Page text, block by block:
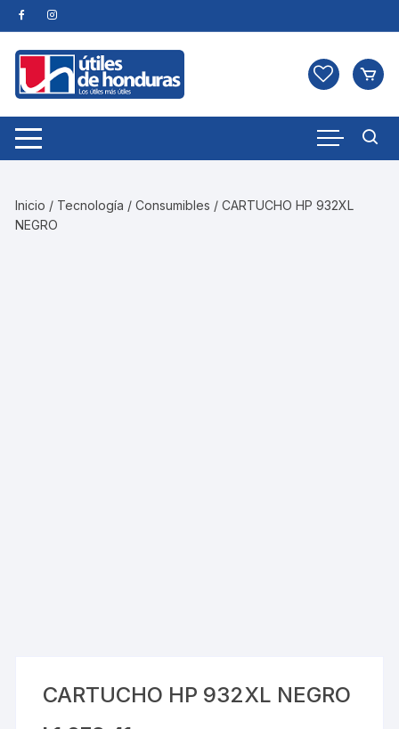
Skip
to
content
Inicio / Tecnología /Consumibles / CARTUCHO HP 932XL
NEGRO
CARTUCHO HP 932XL NEGRO